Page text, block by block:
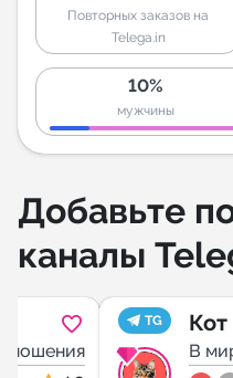
Повторных заказов на
Telega.in
10%
мужчины
Добавьте
каналы
TG
В